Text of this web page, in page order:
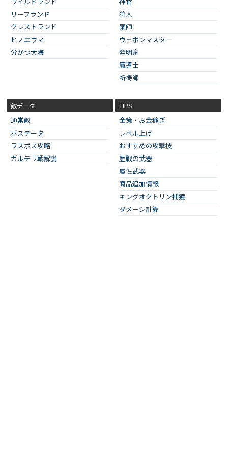
リーフランド
クレストランド
ヒノエウマ
分かつ大海
狩人
薬師
ウェポンマスター
発明家
魔導士
祈祷師
敵データ
通常敵
ボスデータ
ラスボス攻略
ガルデラ戦解説
TIPS
金策・お金稼ぎ
レベル上げ
おすすめの攻撃技
歴戦の武器
属性武器
商品追加情報
キングオクトリン捕獲
ダメージ計算